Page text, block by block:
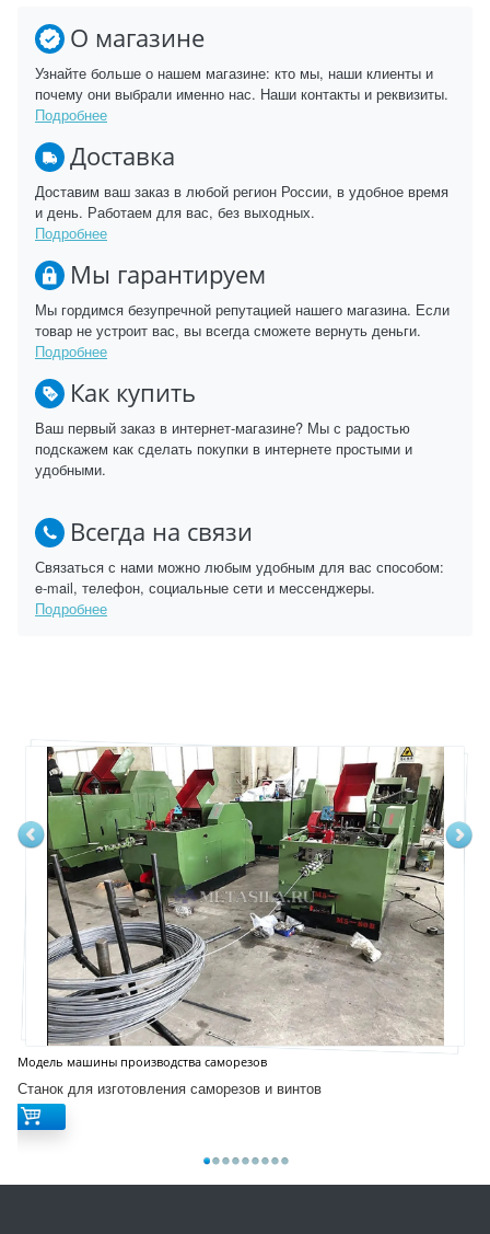
О магазине
Узнайте больше о нашем магазине: кто мы, наши клиенты и
почему они выбрали именно нас. Наши контакты и реквизиты.
Подробнее
Доставка
Доставим ваш заказ в любой регион России, в удобное время
и день. Работаем для вас, без выходных.
Подробнее
Мы гарантируем
Мы гордимся безупречной репутацией нашего магазина. Если
товар не устроит вас, вы всегда сможете вернуть деньги.
Подробнее
Как купить
Ваш первый заказ в интернет-магазине? Мы с радостью
подскажем как сделать покупки в интернете простыми и
удобными.
Всегда на связи
Связаться с нами можно любым удобным для вас способом:
e-mail, телефон, социальные сети и мессенджеры.
Подробнее
Модель машины производства саморезов
Станок для изготовления саморезов и винтов